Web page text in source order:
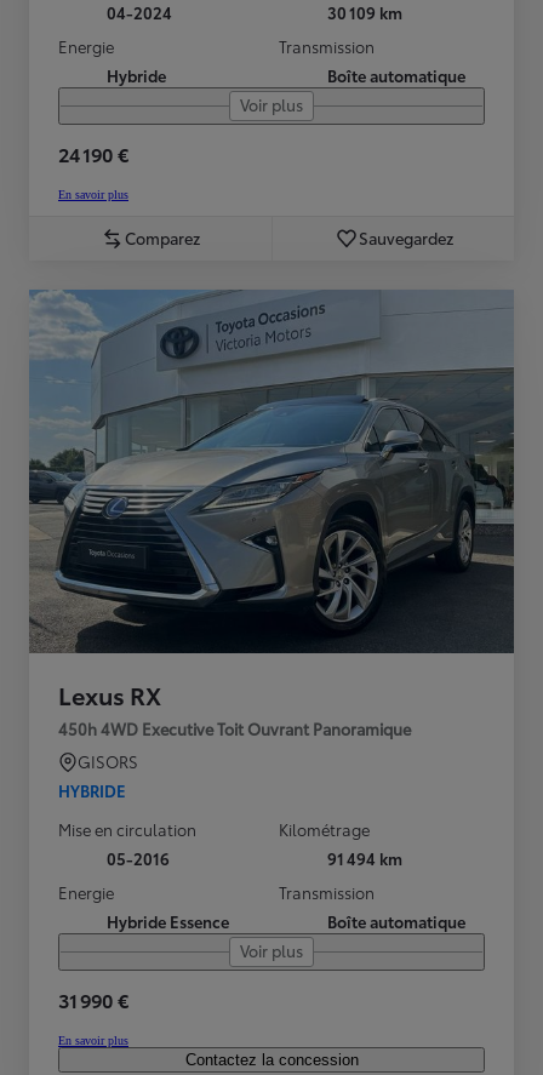
04-2024
30 109 km
Energie
Hybride
Transmission
Boîte automatique
Voir plus
24 190 €
En savoir plus
Comparez Sauvegardez
Lexus RX
450h 4WD Executive Toit Ouvrant Panoramique
GISORS
HYBRIDE
Mise en circulation
05-2016
Kilométrage
91 494 km
Energie
Hybride Essence
Transmission
Boîte automatique
Voir plus
31 990 €
En savoir plus
Contactez la concession